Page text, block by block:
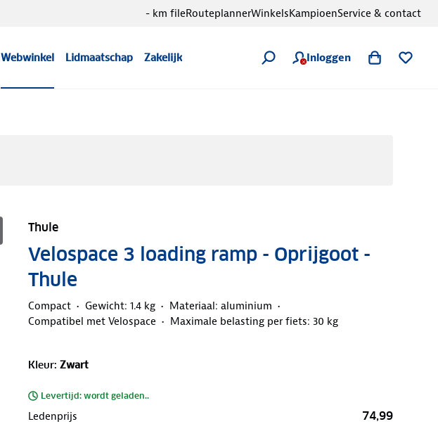
Webwinkel Lidmaatschap Zakelijk Inloggen
- km fileRouteplannerWinkelsKampioenService & contact
Thule
Velospace 3 loading ramp - Oprijgoot -
Thule
Compact Gewicht: 1.4 kg
Materiaal: aluminium
Compatibel met Velospace
Maximale belasting per fiets: 30 kg
Kleur: Zwart
Levertijd: wordt geladen..
Ledenprijs 74,99